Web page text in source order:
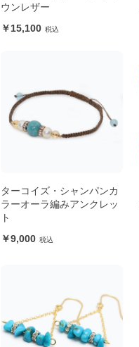
ウンレザー
15,100
ターコイズ・シャンパンカ
ラーオーラ編みアンクレッ
ト
9,000